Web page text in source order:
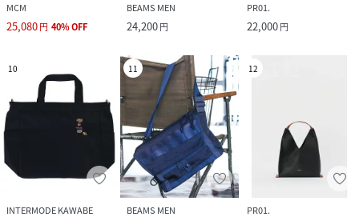
MCM
25,080円 40%OFF
BEAMS MEN
24,200円
PR01.
22,000円
10
INTERMODE KAWABE
11
BEAMS MEN
12
PR01.